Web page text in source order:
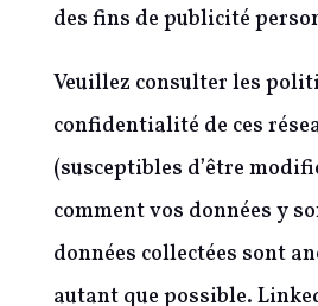
des fins de publicité
Veuillez consulter les
confidentialité de ces
(susceptibles d’être
comment vos données y
données collectées sont
autant que possible.